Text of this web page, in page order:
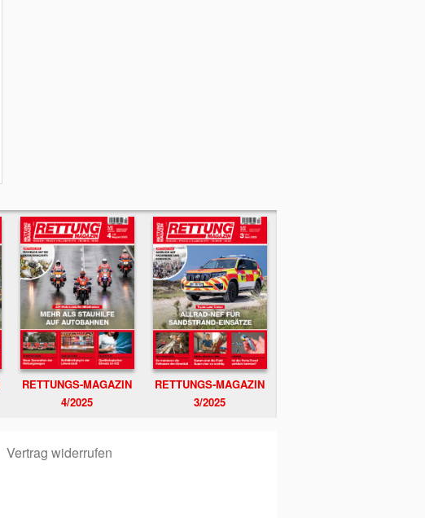
RETTUNGS-MAGAZIN
4/2025
RETTUNGS-MAGAZIN
3/2025
Vertrag widerrufen